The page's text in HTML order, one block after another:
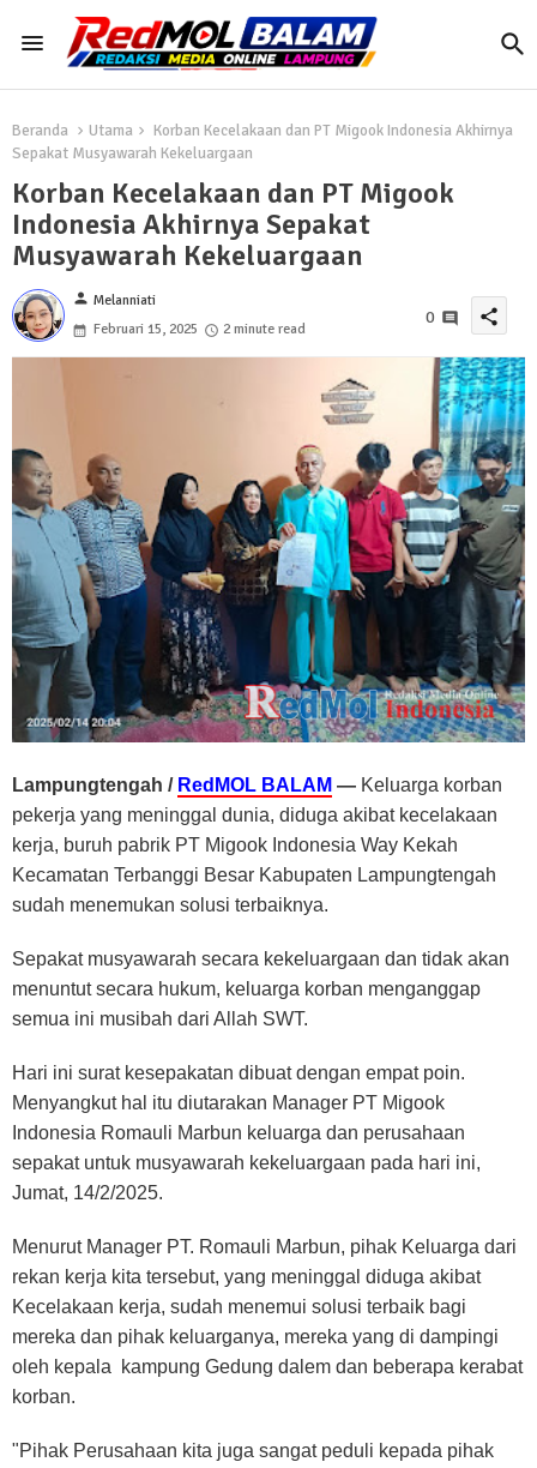
Beranda Utama
Korban Kecelakaan dan PT Migook Indonesia Akhirnya
Sepakat Musyawarah Kekeluargaan
Korban Kecelakaan dan PT Migook
Indonesia Akhirnya Sepakat
Musyawarah Kekeluargaan
person Melanniati
Februari 15, 2025
2 minute read
0 share
Lampungtengah / RedMOL BALAM — Keluarga korban
pekerja yang meninggal dunia, diduga akibat kecelakaan
kerja, buruh pabrik PT Migook Indonesia Way Kekah
Kecamatan Terbanggi Besar Kabupaten Lampungtengah
sudah menemukan solusi terbaiknya.
Sepakat musyawarah secara kekeluargaan dan tidak akan
menuntut secara hukum, keluarga korban menganggap
semua ini musibah dari Allah SWT.
Hari ini surat kesepakatan dibuat dengan empat poin.
Menyangkut hal itu diutarakan Manager PT Migook
Indonesia Romauli Marbun keluarga dan perusahaan
sepakat untuk musyawarah kekeluargaan pada hari ini,
Jumat, 14/2/2025.
Menurut Manager PT. Romauli Marbun, pihak Keluarga dari
rekan kerja kita tersebut, yang meninggal diduga akibat
Kecelakaan kerja, sudah menemui solusi terbaik bagi
mereka dan pihak keluarganya, mereka yang di dampingi
oleh kepala kampung Gedung dalem dan beberapa kerabat
korban.
"Pihak Perusahaan kita juga sangat peduli kepada pihak